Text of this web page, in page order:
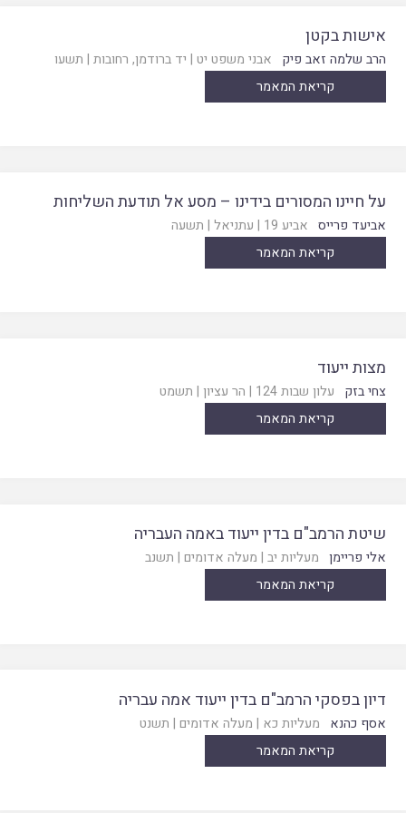
אישות בקטן
הרב שלמה זאב פיק אבני משפט יט | יד ברודמן, רחובות | תשעו
קריאת המאמר
על חיינו המסורים בידינו – מסע אל תודעת השליחות
אביעד פרייס אביע 19 | עתניאל | תשעה
קריאת המאמר
מצות ייעוד
צחי בזק עלון שבות 124 | הר עציון | תשמט
קריאת המאמר
שיטת הרמב"ם בדין ייעוד באמה העבריה
אלי פריימן מעליות יב | מעלה אדומים | תשנב
קריאת המאמר
דיון בפסקי הרמב"ם בדין ייעוד אמה עבריה
אסף כהנא מעליות כא | מעלה אדומים | תשנט
קריאת המאמר